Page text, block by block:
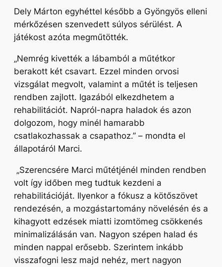
Dely Márton egyhéttel később a Gyöngyös elleni
mérkőzésen szenvedett súlyos sérülést. A
játékost azóta megműtötték.
„Nemrég kivették a lábamból a műtétkor
berakott két csavart. Ezzel minden orvosi
vizsgálat megvolt, valamint a műtét is teljesen
rendben zajlott. Igazából elkezdhetem a
rehabilitációt. Napról-napra haladok és azon
dolgozom, hogy minél hamarabb
csatlakozhassak a csapathoz.” – mondta el
állapotáról Marci.
„Szerencsére Marci műtétjénél minden rendben
volt így időben meg tudtuk kezdeni a
rehabilitációját. Ilyenkor a fókusz a kötőszövet
rendezésén, a mozgástartomány növelésén és a
kihagyott edzések miatti izomtömeg csökkenés
minimalizálásán van. Nagyon szépen halad és
minden nappal erősebb. Szerintem inkább
visszafogni lesz majd nehéz, mert nagyon